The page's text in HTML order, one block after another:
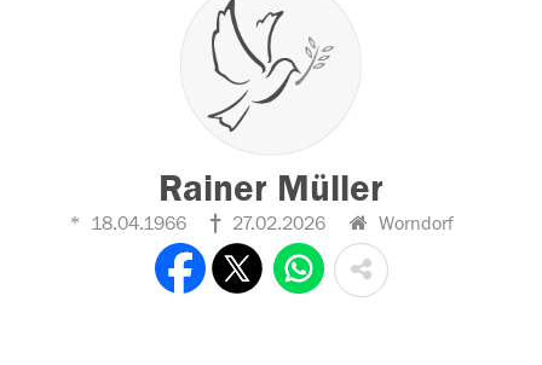
Rainer Müller
18.04.1966 27.02.2026 Worndorf